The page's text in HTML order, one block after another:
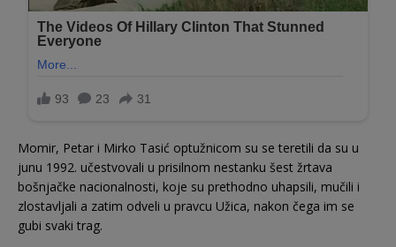
Momir, Petar i Mirko Tasić optužnicom su se teretili da su u
junu 1992. učestvovali u prisilnom nestanku šest žrtava
bošnjačke nacionalnosti, koje su prethodno uhapsili, mučili i
zlostavljali a zatim odveli u pravcu Užica, nakon čega im se
gubi svaki trag.